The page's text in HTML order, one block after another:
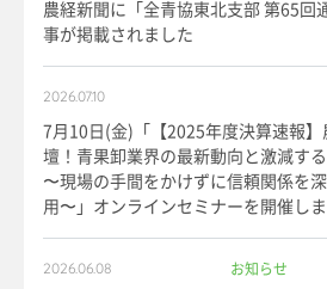
農経新聞に「全青協東北支部 第65回
事が掲載されました
2026.07.10
7月10日(金)「【2025年度決算速報
壇！青果卸業界の最新動向と激減す
〜現場の手間をかけずに信頼関係を
用〜」オンラインセミナーを開催し
2026.06.08 お知らせ